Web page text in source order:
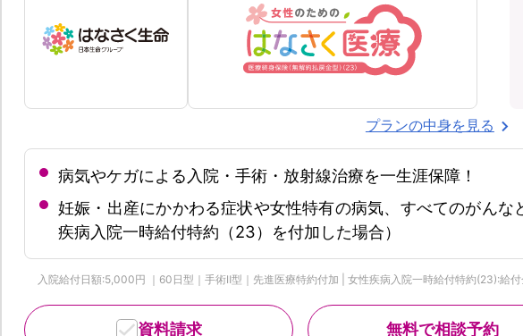
プランの中身を見る
病気やケガによる入院・手術・放射線治療を一生涯保障！
妊娠・出産にかかわる症状や女性特有の病気、すべてのがん
疾病入院一時給付特約（23）を付加した場合）
入院給付日額:5,000円 ｜60日型｜手術Ⅱ型｜先進医療特約付加 | 女性疾病入院一時給付特約(23):
無料で相談予約
資料請求